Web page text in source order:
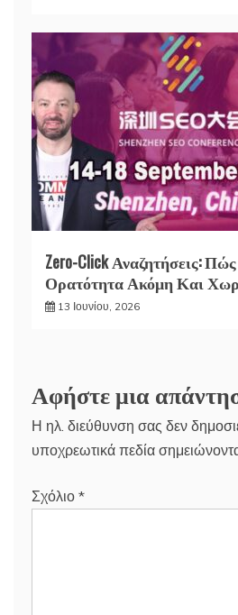
Zero-Click Αναζητήσεις:
Ορατότητα Ακόμη Και
13 Ιουνίου, 2026
Αφήστε μια
Η ηλ. διεύθυνση σας δεν
υποχρεωτικά πεδία
Σχόλιο *